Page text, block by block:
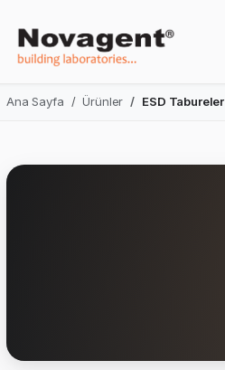
Ana Sayfa Ürünler ESD Tabureler